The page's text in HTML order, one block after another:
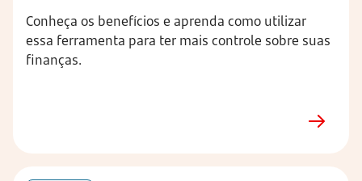
Conheça os benefícios e aprenda como utilizar
essa ferramenta para ter mais controle sobre suas
finanças.